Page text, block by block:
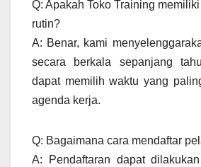
Q: Apakah Toko Training
rutin?
A: Benar, kami
secara berkala sepanjang
dapat memilih waktu yang
agenda kerja.
Q: Bagaimana cara mendaftar
A: Pendaftaran dapat